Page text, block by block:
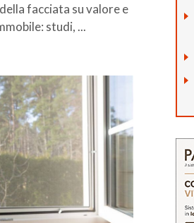
facciata su valore e
studi, ...